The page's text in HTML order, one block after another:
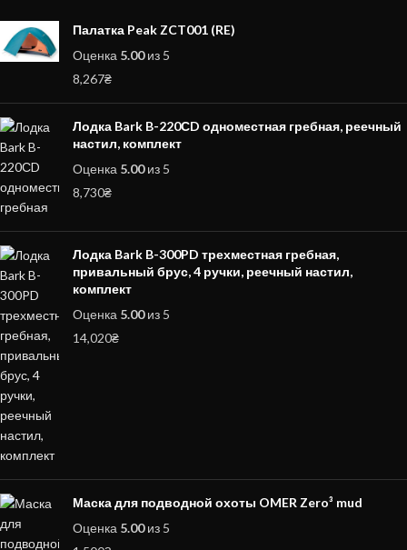
Палатка Peak ZCT001 (RE)
Оценка 5.00из 5
8,267₴
Лодка Bark B-220СD одноместная гребная, реечный
настил, комплект
Оценка 5.00из 5
8,730₴
Лодка Bark B-300PD трехместная гребная,
привальный брус, 4 ручки, реечный настил,
комплект
Оценка 5.00из 5
14,020₴
Маска для подводной охоты OMER Zero³ mud
Оценка 5.00из 5